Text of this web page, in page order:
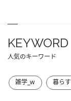
KEYWORD
人気のキーワード
雑学_w 暮らす